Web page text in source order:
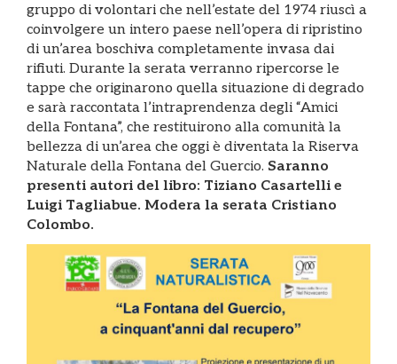
gruppo di volontari che nell’estate del 1974 riuscì a
coinvolgere un intero paese nell’opera di ripristino
di un’area boschiva completamente invasa dai
rifiuti. Durante la serata verranno ripercorse le
tappe che originarono quella situazione di degrado
e sarà raccontata l’intraprendenza degli “Amici
della Fontana”, che restituirono alla comunità la
bellezza di un’area che oggi è diventata la Riserva
Naturale della Fontana del Guercio. Saranno
presenti autori del libro: Tiziano Casartelli e
Luigi Tagliabue. Modera la serata Cristiano
Colombo.